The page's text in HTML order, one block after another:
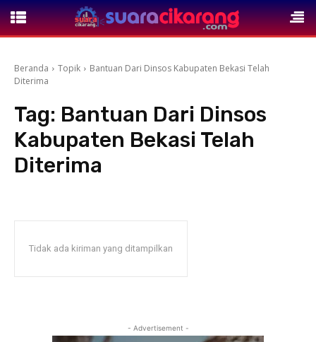
Beranda Topik
Bantuan Dari Dinsos Kabupaten Bekasi Telah
Diterima
Tag: Bantuan Dari Dinsos
Kabupaten Bekasi Telah
Diterima
Tidak ada kiriman yang ditampilkan
- Advertisement -